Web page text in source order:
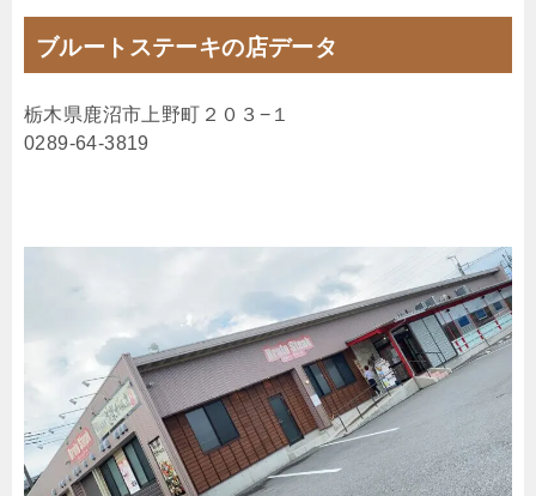
ブルートステーキの店データ
栃木県鹿沼市上野町２０３−１
0289-64-3819